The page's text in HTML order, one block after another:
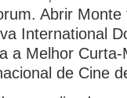
Abrir
International
a Melhor
de Cine